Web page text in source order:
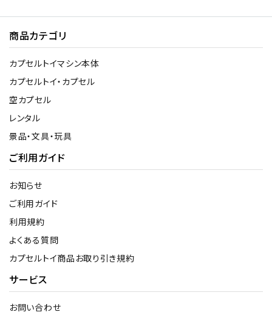
商品カテゴリ
カプセルトイマシン本体
カプセルトイ・カプセル
空カプセル
レンタル
景品・文具・玩具
ご利用ガイド
お知らせ
ご利用ガイド
利用規約
よくある質問
カプセルトイ商品お取り引き規約
サービス
お問い合わせ